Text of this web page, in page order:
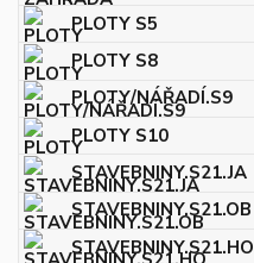
PLOTY S5
PLOTY S8
PLOTY/NÁŘADÍ.S9
PLOTY S10
STAVEBNINY.S21.JA
STAVEBNINY.S21.OB
STAVEBNINY.S21.HO